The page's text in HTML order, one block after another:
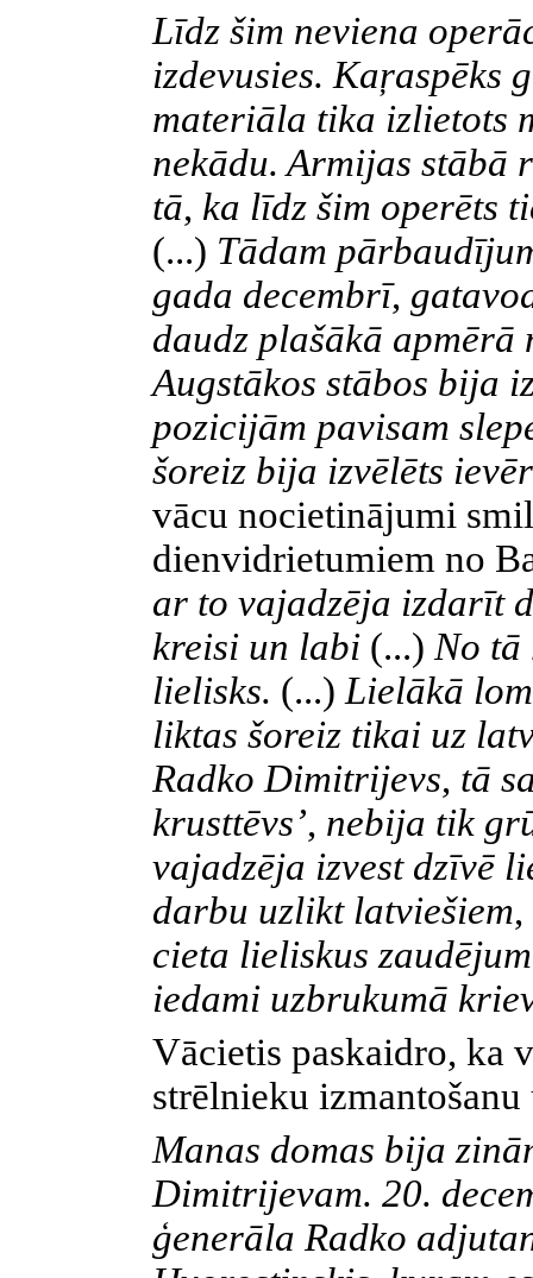
Līdz šim neviena
izdevusies. Kaŗaspēks
materiāla tika izlietots
nekādu. Armijas stābā
tā, ka līdz šim operēts
(...) Tādam
gada decembrī,
daudz plašākā
Augstākos stābos bija
pozicijām pavisam
šoreiz bija izvēlēts
vācu nocietinājumi
dienvidrietumiem no
ar to vajadzēja izdarīt
kreisi un labi (...) No tā
lielisks. (...) Lielākā
liktas šoreiz tikai uz
Radko Dimitrijevs, tā
krusttēvs’, nebija tik
vajadzēja izvest dzīvē
darbu uzlikt latviešiem,
cieta lieliskus
iedami uzbrukumā
Vācietis paskaidro, ka
strēlnieku
Manas domas bija
Dimitrijevam. 20.
ģenerāla Radko